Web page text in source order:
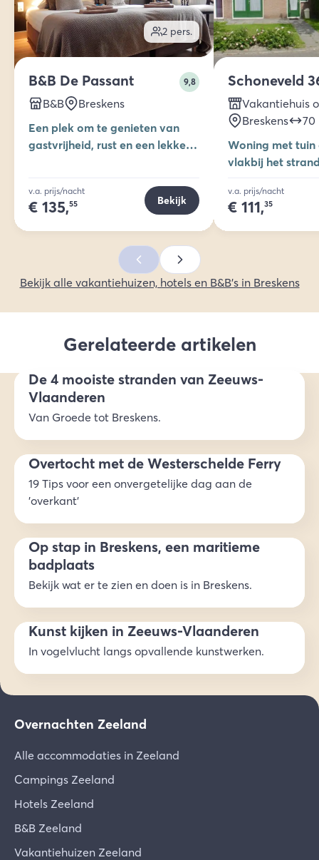
2 pers.
B&B De Passant 9,8
B&B
Breskens
Een plek om te genieten van
gastvrijheid, rust en een lekker
v.a. prijs/nacht
€ 135,55 Bekijk
Schoneveld
Vakantiehuis
Breskens
70
Woning met tuin
vlakbij het
v.a. prijs/nacht
€ 111,35
Bekijk alle vakantiehuizen, hotels en B&B's in Breskens
Gerelateerde artikelen
De 4 mooiste stranden van Zeeuws-
Vlaanderen
Van Groede tot Breskens.
Overtocht met de Westerschelde Ferry
19 Tips voor een onvergetelijke dag aan de
'overkant'
Op stap in Breskens, een maritieme
badplaats
Bekijk wat er te zien en doen is in Breskens.
Kunst kijken in Zeeuws-Vlaanderen
In vogelvlucht langs opvallende kunstwerken.
Overnachten Zeeland
Alle accommodaties in Zeeland
Campings Zeeland
Hotels Zeeland
B&B Zeeland
Vakantiehuizen Zeeland